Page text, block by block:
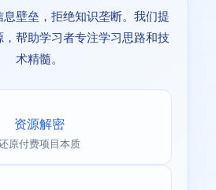
壁垒，拒绝知识垄断。我们提
帮助学习者专注学习思路和技
术精髓。
资源解密
原付费项目本质